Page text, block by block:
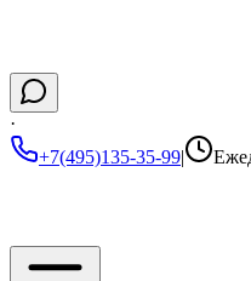
·
+7(495)135-35-99|